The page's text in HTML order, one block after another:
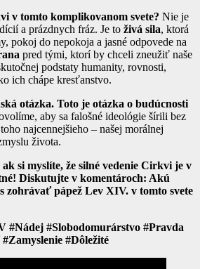
v tomto komplikovanom svete? Nie je
a prázdnych fráz. Je to živá sila, ktorá
pokoj do nepokoja a jasné odpovede na
pred tými, ktorí by chceli zneužiť naše
podstaty humanity, rovnosti,
ich chápe kresťanstvo.
otázka. Toto je otázka o budúcnosti
aby sa falošné ideológie šírili bez
najcennejšieho – našej morálnej
života.
si myslíte, že silné vedenie Cirkvi je v
Diskutujte v komentároch: Akú
zohrávať pápež Lev XIV. v tomto svete
#Nádej #Slobodomurárstvo #Pravda
#Dôležité